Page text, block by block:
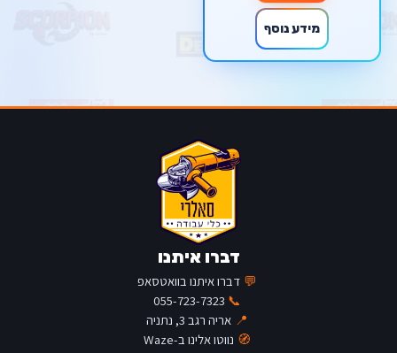
מידע נוסף
דברו איתנו
💬 דברו איתנו בוואטסאפ
📞
055-723-7323
📍 אריה רגב 3, נתניה
🧭 נווטו אלינו ב-Waze